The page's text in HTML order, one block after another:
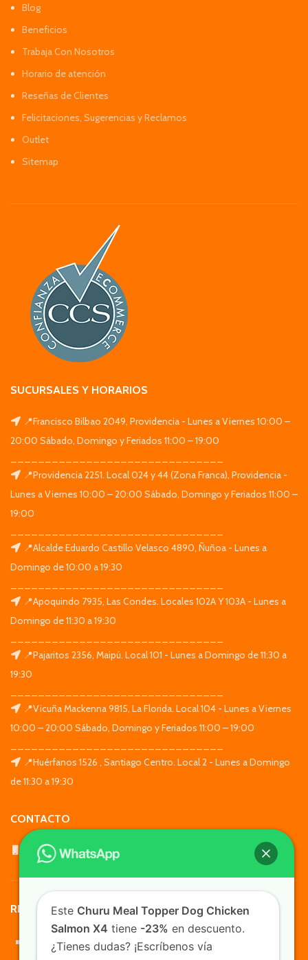
Blog
Beneficios
Trabaja Con Nosotros
Horario de atención
Reseñas de Clientes
Felicitaciones, Sugerencias y Reclamos
Outlet
Sitemap
SUCURSALES Y HORARIOS
📍Francisco Bilbao 2049, Providencia - Lunes a Viernes 10:00 –
20:00 Sábado, Domingo y Feriados 11:00 – 19:00
📍Providencia 2251. Local 024 y 44 (Zona Franca), Providencia -
Lunes a Viernes 10:00 – 20:00 Sábado, Domingo y Feriados 11:00 –
19:00
📍Alcalde Eduardo Castillo Velasco 4890, Ñuñoa - Lunes a
Domingo de 10:00 a 19:30
📍Apoquindo 7935, Las Condes. Locales 102A Y 103A - Lunes a
Domingo de 11:30 a 19:30
📍Pajaritos 2356, Maipú. Local 101 - Lunes a Domingo de 11:30 a
19:30
📍Vicuña Mackenna 9815, La Florida. Local 104 - Lunes a Viernes
10:00 – 20:00 Sábado, Domingo y Feriados 11:00 – 19:00
📍Huérfanos 1526 , Santiago Centro. Local 2 - Lunes a Domingo
de 11:30 a 19:30
CONTACTO
WhatsApp: +569 7564 4676
REDES SOCIALES
Este Churu Meal Topper Dog Chicken
Salmon X4 tiene -23% en descuento.
¿Tienes dudas? ¡Escríbenos vía